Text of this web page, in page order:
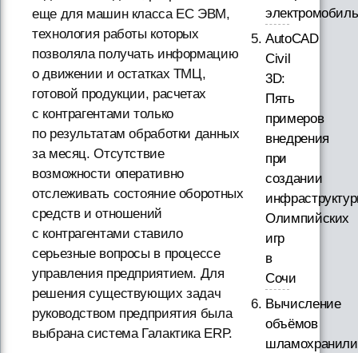
еще для машин класса ЕС ЭВМ,
технология работы которых
позволяла получать информацию
о движении и остатках ТМЦ,
готовой продукции, расчетах
с контрагентами только
по результатам обработки данных
за месяц. Отсутствие
возможности оперативно
отслеживать состояние оборотных
средств и отношений
с контрагентами ставило
серьезные вопросы в процессе
управления предприятием. Для
решения существующих задач
руководством предприятия была
выбрана система Галактика ERP.
AutoCAD
Civil
3D:
Пять
примеров
внедрения
при
создании
Олимпийских
игр
в
Сочи
Вычисление
объёмов